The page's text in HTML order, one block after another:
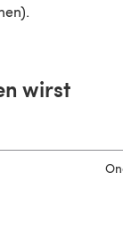
wirst